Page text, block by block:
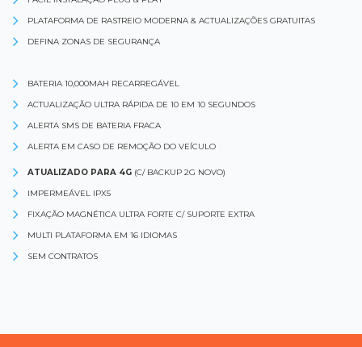
PLATAFORMA DE RASTREIO MODERNA & ACTUALIZAÇÕES GRATUITAS
DEFINA ZONAS DE SEGURANÇA
BATERIA 10,000MAH RECARREGÁVEL
ACTUALIZAÇÃO ULTRA RÁPIDA DE 10 EM 10 SEGUNDOS
ALERTA SMS DE BATERIA FRACA
ALERTA EM CASO DE REMOÇÃO DO VEÍCULO
ATUALIZADO PARA 4G (C/ BACKUP 2G NOVO)
IMPERMEÁVEL IPX5
FIXAÇÃO MAGNÉTICA ULTRA FORTE C/ SUPORTE EXTRA
MULTI PLATAFORMA EM 16 IDIOMAS
SEM CONTRATOS